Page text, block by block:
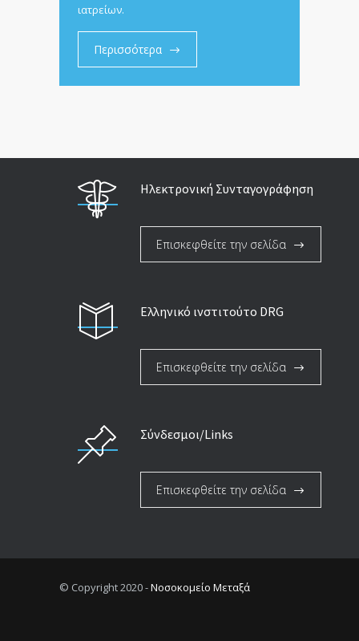
ιατρείων.
Περισσότερα
Ηλεκτρονική Συνταγογράφηση
Επισκεφθείτε την σελίδα
Ελληνικό ινστιτούτο DRG
Επισκεφθείτε την σελίδα
Σύνδεσμοι/Links
Επισκεφθείτε την σελίδα
© Copyright 2020 -Νοσοκομείο Μεταξά